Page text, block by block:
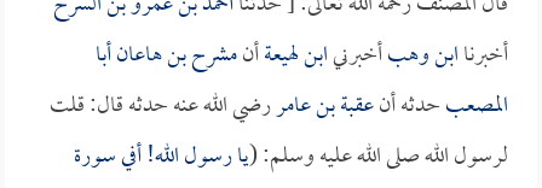
أخبرناابن وهبأخبرنيابن لهيعةأنمشرح بن هاعان أبا
المصعبحدثه أنعقبة بن عامررضي الله عنه حدثه قال: قلت
لرسول الله صلى الله عليه وسلم: (يا رسول الله! أفي سورة